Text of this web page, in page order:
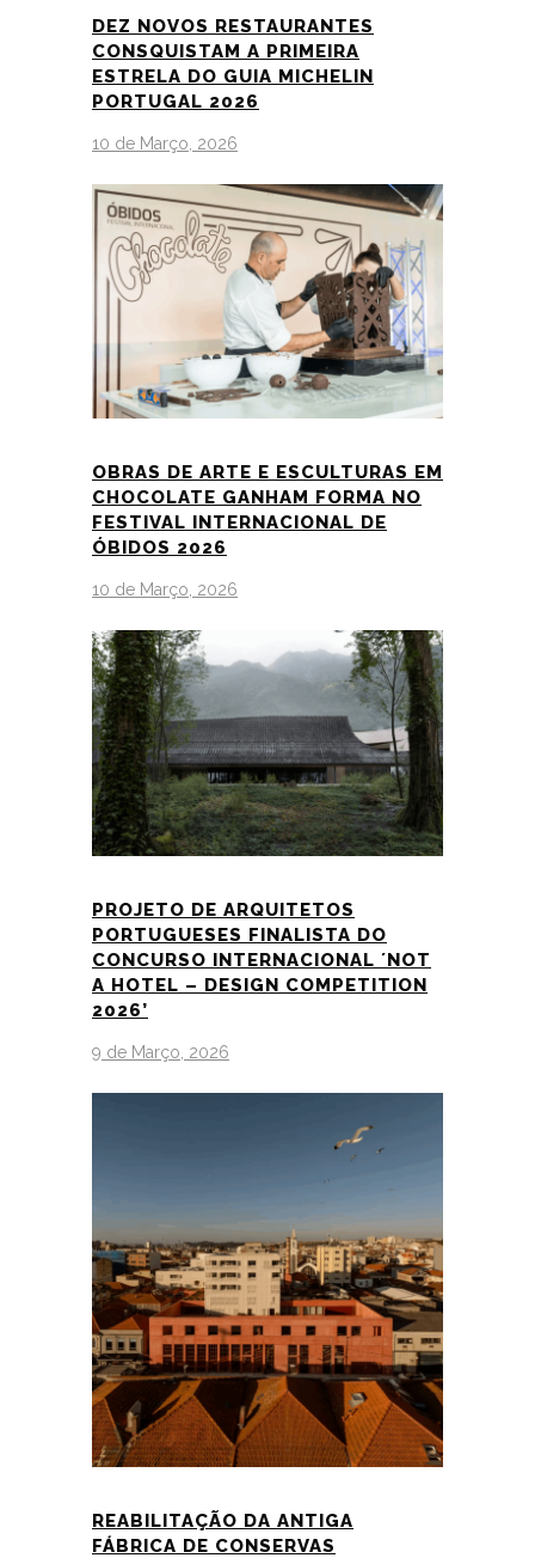
DEZ NOVOS RESTAURANTES
CONSQUISTAM A PRIMEIRA
ESTRELA DO GUIA MICHELIN
PORTUGAL 2026
10 de Março, 2026
OBRAS DE ARTE E ESCULTURAS EM
CHOCOLATE GANHAM FORMA NO
FESTIVAL INTERNACIONAL DE
ÓBIDOS 2026
10 de Março, 2026
PROJETO DE ARQUITETOS
PORTUGUESES FINALISTA DO
CONCURSO INTERNACIONAL ´NOT
A HOTEL – DESIGN COMPETITION
2026’
9 de Março, 2026
REABILITAÇÃO DA ANTIGA
FÁBRICA DE CONSERVAS